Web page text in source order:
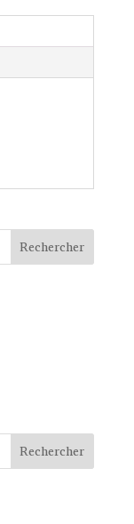
Rechercher